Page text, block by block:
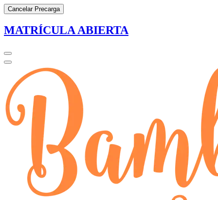
Cancelar Precarga
MATRÍCULA ABIERTA